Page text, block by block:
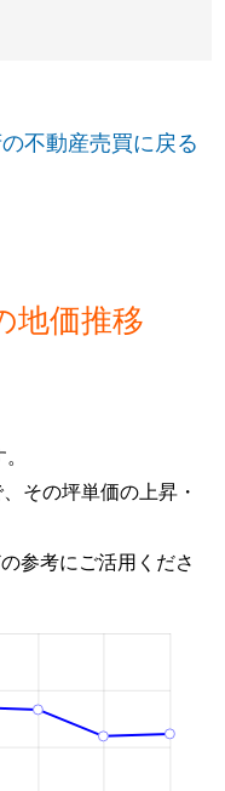
不動産売買に戻る
地価推移
その坪単価の上昇・
参考にご活用くださ